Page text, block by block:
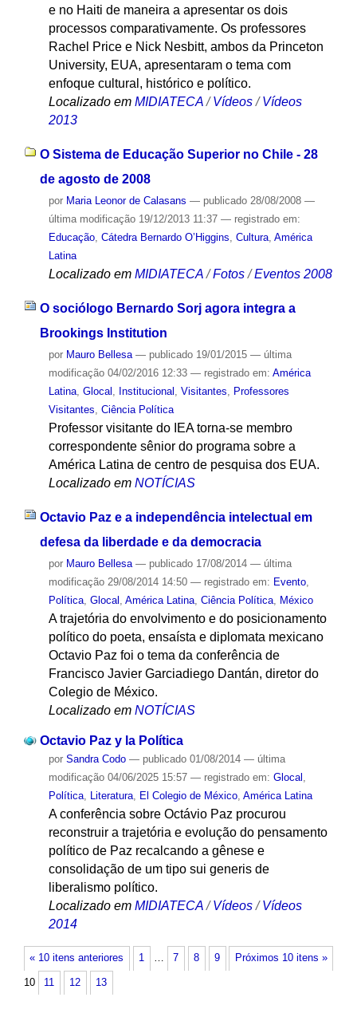
e no Haiti de maneira a apresentar os dois
processos comparativamente. Os professores
Rachel Price e Nick Nesbitt, ambos da Princeton
University, EUA, apresentaram o tema com
enfoque cultural, histórico e político.
Localizado em MIDIATECA / Vídeos / Vídeos
2013
O Sistema de Educação Superior no Chile - 28
de agosto de 2008
por Maria Leonor de Calasans — publicado28/08/2008 —
última modificação19/12/2013 11:37 — registrado em:
Educação, Cátedra Bernardo O’Higgins, Cultura, América
Latina
Localizado em MIDIATECA /Fotos /Eventos 2008
O sociólogo Bernardo Sorj agora integra a
Brookings Institution
por Mauro Bellesa — publicado19/01/2015 — última
modificação04/02/2016 12:33 — registrado em: América
Latina, Glocal Institucional Visitantes
Professores
Visitantes Ciência Política
Professor visitante do IEA torna-se membro
correspondente sênior do programa sobre a
América Latina de centro de pesquisa dos EUA.
Localizado em NOTÍCIAS
Octavio Paz e a independência intelectual em
defesa da liberdade e da democracia
por Mauro Bellesa — publicado17/08/2014 — última
modificação29/08/2014 14:50 — registrado em: Evento,
Política, Glocal América Latina, Ciência Política, México
A trajetória do envolvimento e do posicionamento
político do poeta, ensaísta e diplomata mexicano
Octavio Paz foi o tema da conferência de
Francisco Javier Garciadiego Dantán, diretor do
Colegio de México.
Localizado em NOTÍCIAS
Octavio Paz y la Política
por Sandra Codo — publicado01/08/2014 — última
modificação04/06/2025 15:57 — registrado em: Glocal ,
Política, Literatura, El Colegio de México, América Latina
A conferência sobre Octávio Paz procurou
reconstruir a trajetória e evolução do pensamento
político de Paz recalcando a gênese e
consolidação de um tipo sui generis de
liberalismo político.
Localizado em MIDIATECA /Vídeos /Vídeos
2014
« 10 itens anteriores Próximos 10 itens »
1 … 7 8 9
10 11 12 13